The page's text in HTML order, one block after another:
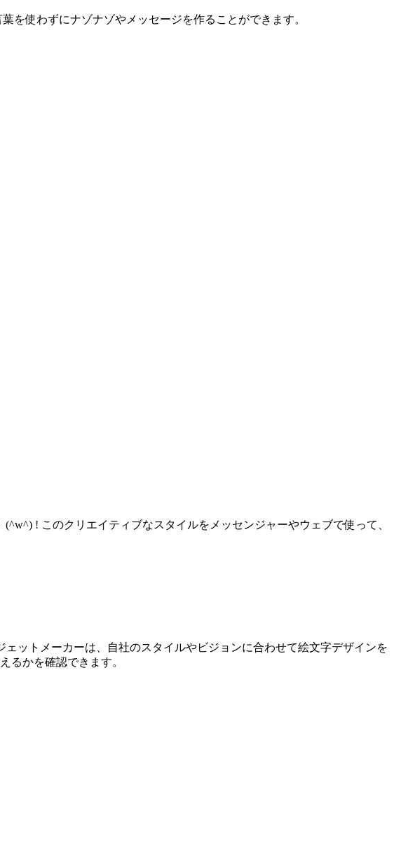
を使わずにナゾナゾやメッセージを作ることができます。
! このクリエイティブなスタイルをメッセンジャーやウェブで使って、
ットメーカーは、自社のスタイルやビジョンに合わせて絵文字デザインを
るかを確認できます。